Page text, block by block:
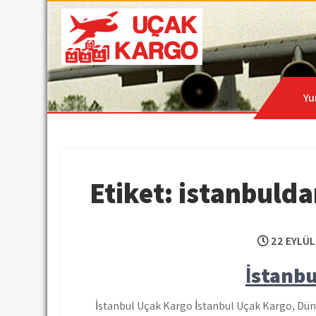
Hava Kargo | Acil
Uçak Kargo
Etiket:
22
İstanbul Uçak Kargo İstanbul Uçak Kargo,